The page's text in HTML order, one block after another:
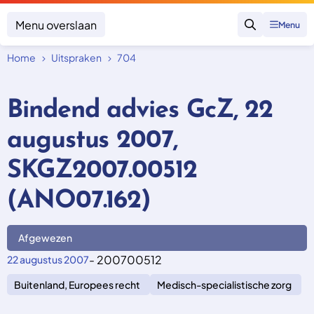
Menu overslaan
Zoeken
Menu
Onderwerpen
Zorgverzekering afsluiten
Zorgverzekering betalen
Vergoeding van zorg
Zorg in het buitenland
Nieuw in Nederland
Geen zorgverzekering
Focus en impact
Uitspraken
Trainingen
Over SKGZ
Nieuws
Vacatures
Home Uitspraken 704
Bindend advies GcZ, 22
augustus 2007,
SKGZ2007.00512
(ANO07.162)
Afgewezen
22 augustus 2007- 200700512
Buitenland, Europees recht Medisch-specialistische zorg